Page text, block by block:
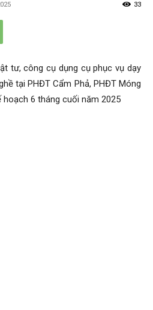
33
tư, công cụ dụng cụ phục vụ dạy
tại PHĐT Cẩm Phả, PHĐT Móng
hoạch 6 tháng cuối năm 2025